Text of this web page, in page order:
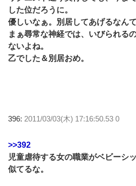
した位だろうに。
優しいなぁ。別居してあげるなんて
まぁ尋常な神経では、いびられる
ないよね。
乙でした＆別居おめ。
396: 2011/03/03(木) 17:16:50.53 0
>>392
児童虐待する女の職業がベビーシ
似てるな。